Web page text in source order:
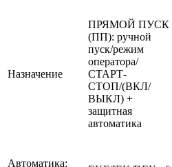
Назначение
ПРЯМОЙ ПУСК
(ПП): ручной
пуск/режим
оператора/
СТАРТ-
СТОП/(ВКЛ/
ВЫКЛ) +
защитная
автоматика
Автоматика: